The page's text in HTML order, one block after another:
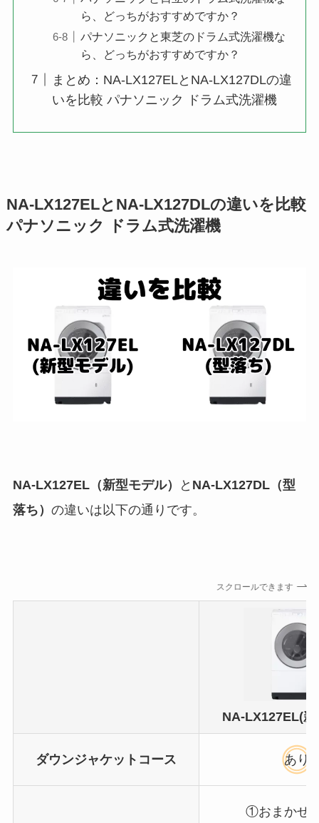
ら、どっちがおすすめですか？
パナソニックと東芝のドラム式洗濯機な
ら、どっちがおすすめですか？
まとめ：NA-LX127ELとNA-LX127DLの違
いを比較 パナソニック ドラム式洗濯機
NA-LX127ELとNA-LX127DLの違いを比較
パナソニック ドラム式洗濯機
NA-LX127EL（新型モデル） と NA-LX127DL（型
落ち） の違いは以下の通りです。
スクロールできます
NA-LX127EL(
ダウンジャケットコース あり
①おまかせ